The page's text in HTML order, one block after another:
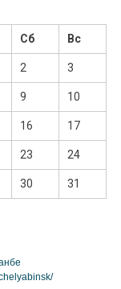
Сб Вс
2 3
9 10
16 17
23 24
30 31